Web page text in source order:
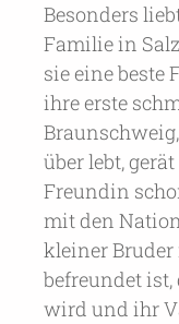
Besonders
Familie in
sie eine beste
ihre erste
über lebt,
Freundin
mit den
kleiner
befreundet
wird und ihr